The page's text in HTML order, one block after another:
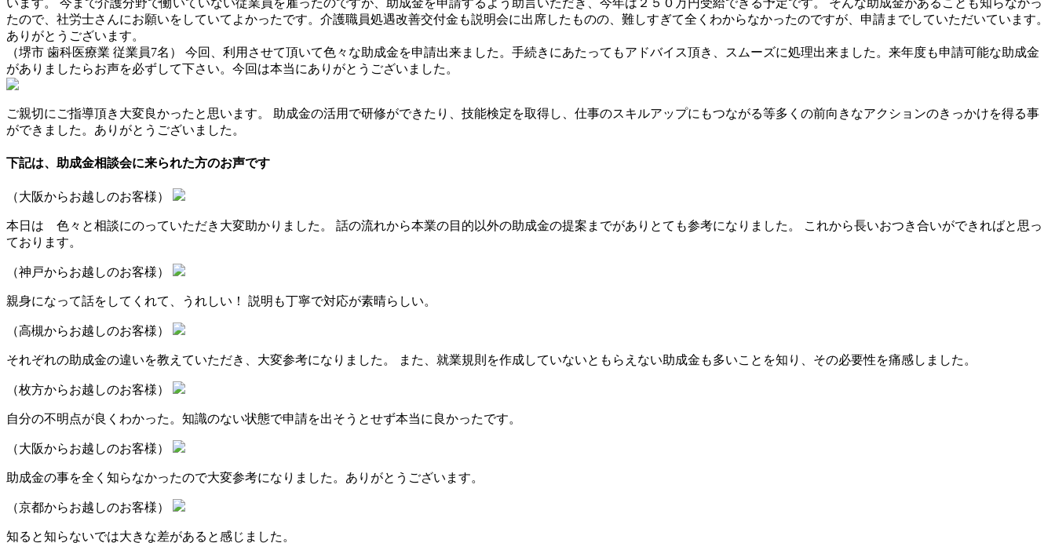
たので、社労士さんにお願いをしていてよかったです。介護職員処遇改善交付金も説明会に出席したものの、難しすぎて全くわからなかったのですが、申請までしていただいています。
ありがとうございます。
（堺市 歯科医療業 従業員7名） 今回、利用させて頂いて色々な助成金を申請出来ました。手続きにあたってもアドバイス頂き、スムーズに処理出来ました。来年度も申請可能な助成金
がありましたらお声を必ずして下さい。今回は本当にありがとうございました。
ご親切にご指導頂き大変良かったと思います。 助成金の活用で研修ができたり、技能検定を取得し、仕事のスキルアップにもつながる等多くの前向きなアクションのきっかけを得る事
ができました。ありがとうございました。
下記は、助成金相談会に来られた方のお声です
（大阪からお越しのお客様）
本日は 色々と相談にのっていただき大変助かりました。 話の流れから本業の目的以外の助成金の提案までがありとても参考になりました。 これから長いおつき合いができればと思っ
ております。
（神戸からお越しのお客様）
親身になって話をしてくれて、うれしい！ 説明も丁寧で対応が素晴らしい。
（高槻からお越しのお客様）
それぞれの助成金の違いを教えていただき、大変参考になりました。 また、就業規則を作成していないともらえない助成金も多いことを知り、その必要性を痛感しました。
（枚方からお越しのお客様）
自分の不明点が良くわかった。知識のない状態で申請を出そうとせず本当に良かったです。
（大阪からお越しのお客様）
助成金の事を全く知らなかったので大変参考になりました。ありがとうございます。
（京都からお越しのお客様）
知ると知らないでは大きな差があると感じました。